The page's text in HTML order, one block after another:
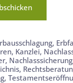
,
, Kanzlei,
, Nachlasssicherung
,
,